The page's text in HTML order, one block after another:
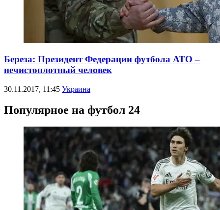
Береза: Президент Федерации футбола АТО –
нечистоплотный человек
30.11.2017, 11:45 Украина
Популярное на футбол 24